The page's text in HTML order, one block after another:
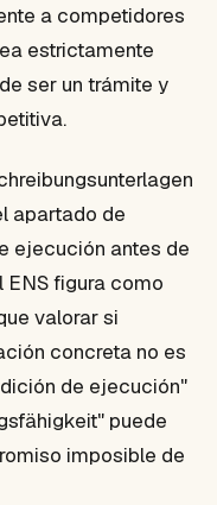
a competidores
estrictamente
ser un trámite y
apartado de
ejecución antes de
ENS figura como
valorar si
concreta no es
de ejecución"
puede
imposible de